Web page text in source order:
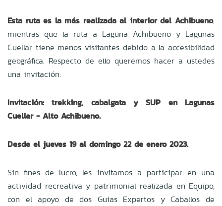
Esta ruta es la más realizada al interior del Achibueno,
mientras que la ruta a Laguna Achibueno y Lagunas
Cuellar tiene menos visitantes debido a la accesibilidad
geográfica. Respecto de ello queremos hacer a ustedes
una invitación:
Invitación: trekking, cabalgata y SUP en Lagunas
Cuellar - Alto Achibueno.
Desde el jueves 19 al domingo 22 de enero 2023.
Sin fines de lucro, les invitamos a participar en una
actividad recreativa y patrimonial realizada en Equipo,
con el apoyo de dos Guías Expertos y Caballos de